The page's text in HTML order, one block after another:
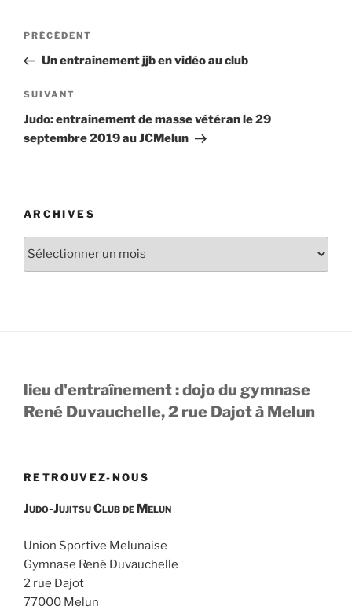
Navigation
l’article
Article
précédent
PRÉCÉDENT
Un entraînement jjb en vidéo au club
Article
suivant
SUIVANT
Judo: entraînement de masse vétéran le 29
septembre 2019 au JCMelun
ARCHIVES
Archives
lieu d'entraînement : dojo du gymnase
René Duvauchelle, 2 rue Dajot à Melun
RETROUVEZ-NOUS
Judo-Jujitsu Club de Melun
Union Sportive Melunaise
Gymnase René Duvauchelle
2 rue Dajot
77000 Melun